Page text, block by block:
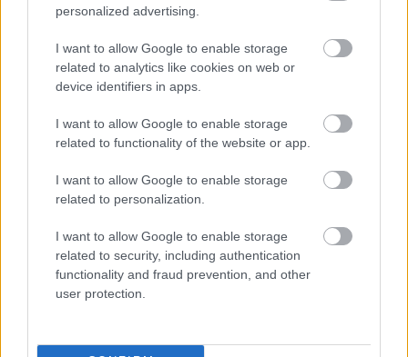
personalized advertising.
I want to allow Google to enable storage
related to analytics like cookies on web or
device identifiers in apps.
I want to allow Google to enable storage
related to functionality of the website or app.
I want to allow Google to enable storage
related to personalization.
I want to allow Google to enable storage
related to security, including authentication
functionality and fraud prevention, and other
user protection.
Kolejarz Knapy vs. LZS Żabno - relacja, wynik na żywo, transmisja
Wynik meczu Kolejarz Knapy - LZS Żabno znajdziesz na naszej stronie
zaraz po jego zakończeniu. Jeżeli szukasz informacji meczowych, zajrzyj
Kolejarz Knapy vs. LZS Żabno - wynik, składy, strzelcy
Jeżeli w internecie lub TV dostępna jest
albo innych spotkań Stalowa Wola >
Klasa A, gr. I na pewno znajdziesz takie informacje na naszym portalu.
Możliwe jednak, że nigdzie nie pojawi się stream online z tego pojedynku.
Asseco Resovia| Developres Rzeszów |ITA TOOLS Stal Mielec
Cellfast Wilki Krosno| Texom Stal Rzeszów|Stal Mielec
Motor Lublin|Stal Rzeszów| Stal Stalowa Wola|Wisła Kraków
Resovia|Wieczysta Kraków